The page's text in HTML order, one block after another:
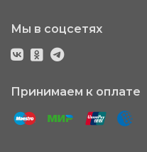
Мы в соцсетях
Принимаем к оплате